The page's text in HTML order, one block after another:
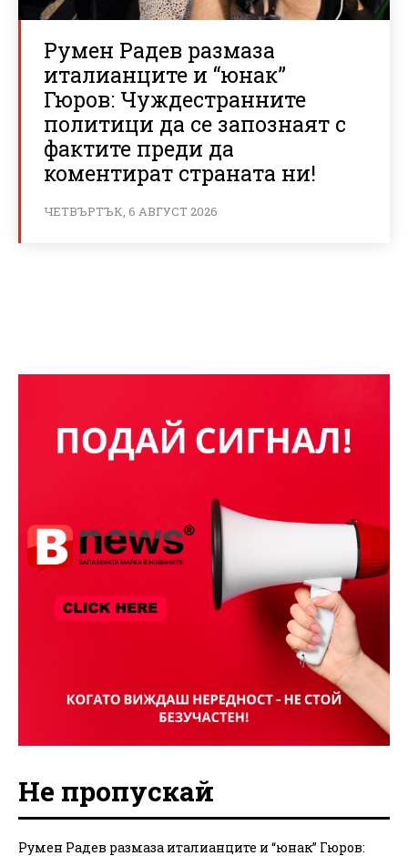
Румен Радев размаза
италианците и “юнак”
Гюров: Чуждестранните
политици да се запознаят с
фактите преди да
коментират страната ни!
ЧЕТВЪРТЪК, 6 АВГУСТ 2026
Не пропускай
Румен Радев размаза италианците и “юнак” Гюров: